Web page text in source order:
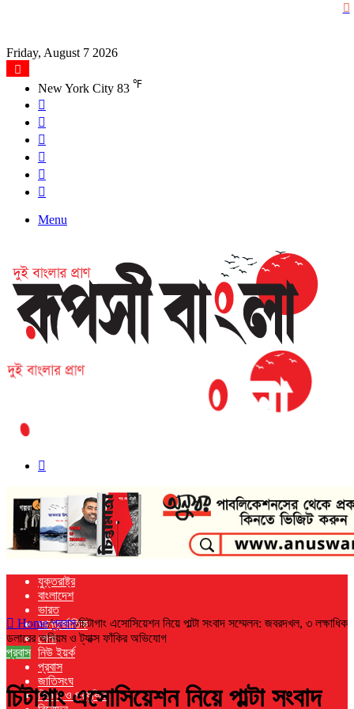
Friday, August 7 2026
New York City 83 ℉
Menu
যুক্তরাষ্ট্র
বাংলাদেশ
ভারত
আন্তর্জাতিক
খেলা
নিউ ইয়র্ক
প্রবাস
জাতিসংঘ
বিজ্ঞান ও প্রযুক্তি
Home/প্রবাস/চিটাগাং এসোসিয়েশন নিয়ে পাল্টা সংবাদ সম্মেলন: জবরদখল, ৩ লক্ষাধিক
ডলারের অনিয়ম ও ট্যাক্স ফাঁকির অভিযোগ
প্রবাস
চিটাগাং এসোসিয়েশন নিয়ে পাল্টা সংবাদ